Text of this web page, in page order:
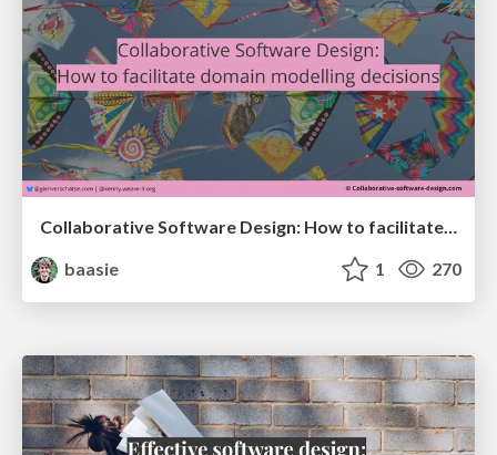
Collaborative Software Design: How to facilitate domain modelling decisions
baasie
1 270